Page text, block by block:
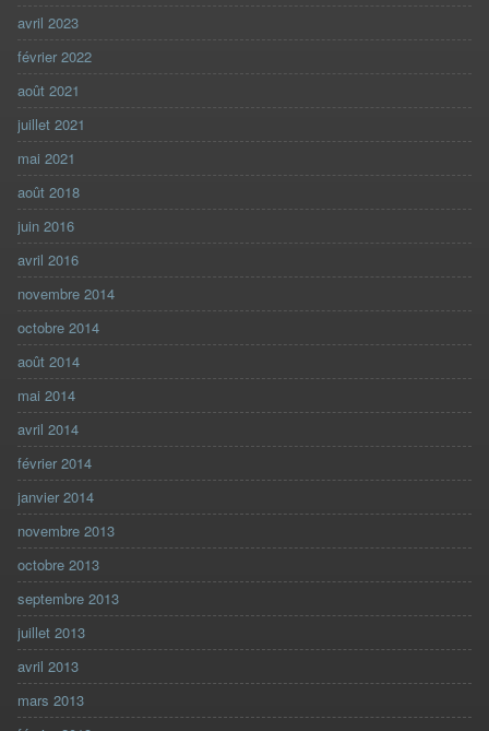
avril 2023
février 2022
août 2021
juillet 2021
mai 2021
août 2018
juin 2016
avril 2016
novembre 2014
octobre 2014
août 2014
mai 2014
avril 2014
février 2014
janvier 2014
novembre 2013
octobre 2013
septembre 2013
juillet 2013
avril 2013
mars 2013